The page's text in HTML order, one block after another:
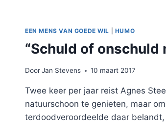
EEN MENS VAN GOEDE WIL HUMO
“Schuld of onschuld
DoorJan Stevens 10 maart 2017
Twee keer per jaar reist Agnes
natuurschoon te genieten, maar
terdoodveroordeelde daar